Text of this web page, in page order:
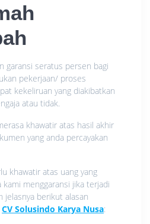
garansi seratus persen bagi
pekerjaan/ proses
kekeliruan yang diakibatkan
atau tidak.
khawatir atas hasil akhir
yang anda percayakan
khawatir atas uang yang
menggaransi jika terjadi
jelasnya berikut alasan
CV Solusindo Karya Nusa: